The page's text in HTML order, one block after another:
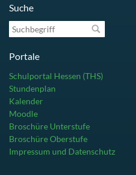
Suche
Suchbegriff
Portale
Schulportal Hessen (THS)
Stundenplan
Kalender
Moodle
Broschüre Unterstufe
Broschüre Oberstufe
Impressum und Datenschutz